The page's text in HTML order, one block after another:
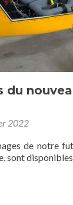
du
2022
de notre
sont